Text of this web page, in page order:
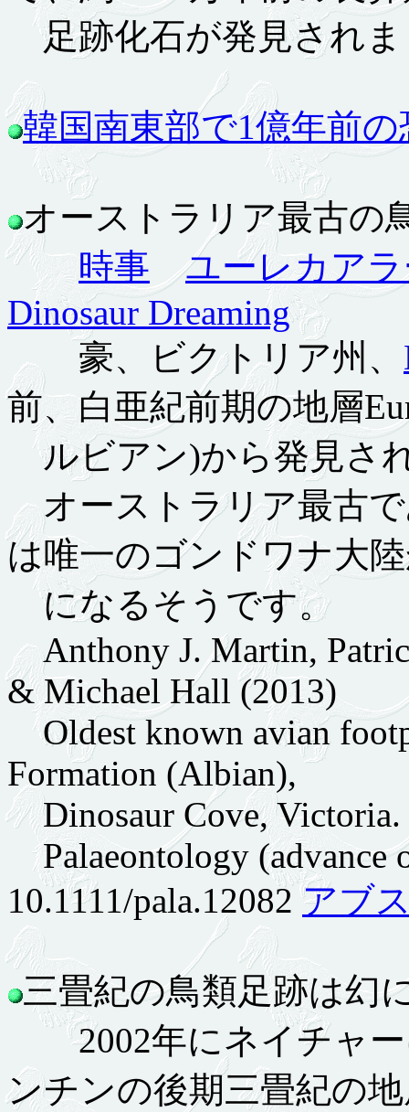
足跡化石が発見され
韓国南東部で1億年前
オーストラリア最古の
時事
ユーレカア
Dinosaur Dreaming
豪、ビクトリア州、
前、白亜紀前期の地層
ルビアン)から発見さ
オーストラリア最古で
は唯一のゴンドワナ大
になるそうです。
Anthony J. Martin,
& Michael Hall (2013)
Oldest known avian
Formation (Albian),
Dinosaur Cove, Victoria.
Palaeontology (advance
10.1111/pala.12082アブ
三畳紀の鳥類足跡は幻
2002年にネイチャー
ンチンの後期三畳紀の